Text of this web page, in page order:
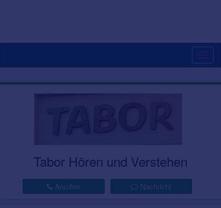
Tabor Hören und Verstehen
Anrufen Nachricht